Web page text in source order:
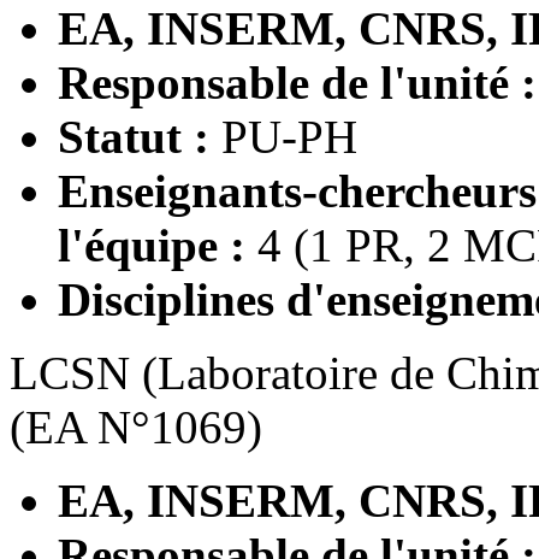
EA, INSERM, CNRS,
Responsable de l'unité
Statut : PU-PH
Enseignants-
l'équipe : 4 (1 PR, 2
Disciplines
LCSN (Laboratoire de
(EA N°1069)
EA, INSERM, CNRS,